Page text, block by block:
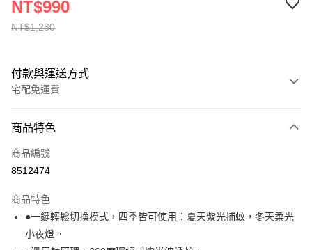
NT$1,280
NT$990
付款與運送方式
宅配免運費
全家線上支付
運送方式
本島宅配-活動商品
離島宅配-常溫商品
商品特色
商品編號
8512474
商品特色
●一鍵輕鬆切換模式，四季皆可使用：夏天紫光捕蚊，冬天柔光
小夜燈。